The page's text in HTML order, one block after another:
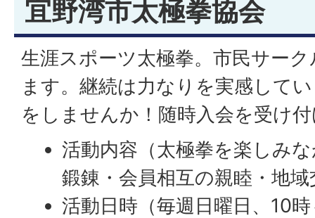
宜野湾市太極拳協会
生涯スポーツ太極拳。市民サー
ます。継続は力なりを実感して
をしませんか！随時入会を受け
活動内容（太極拳を楽しみ
鍛錬・会員相互の親睦・地域
活動日時（毎週日曜日、10